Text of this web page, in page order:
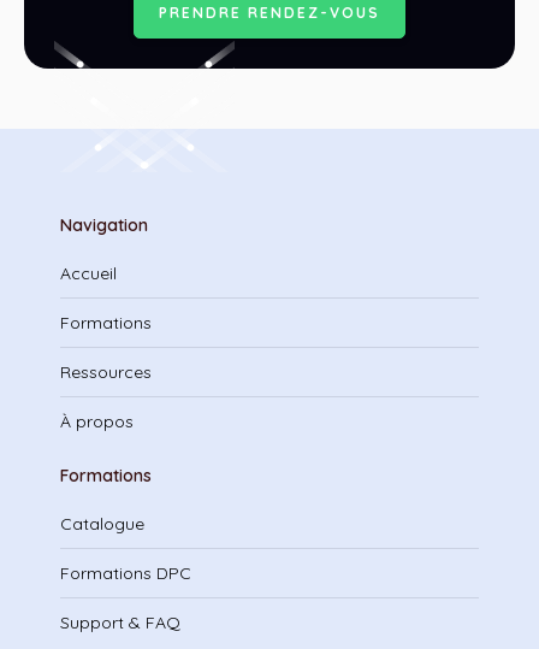
P RE ND RE RE ND E Z - VO US
Navigation
Accueil
Formations
Ressources
À propos
Formations
Catalogue
Formations DPC
Support & FAQ